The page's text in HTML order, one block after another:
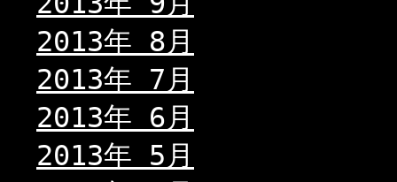
2013年 8月
2013年 7月
2013年 6月
2013年 5月